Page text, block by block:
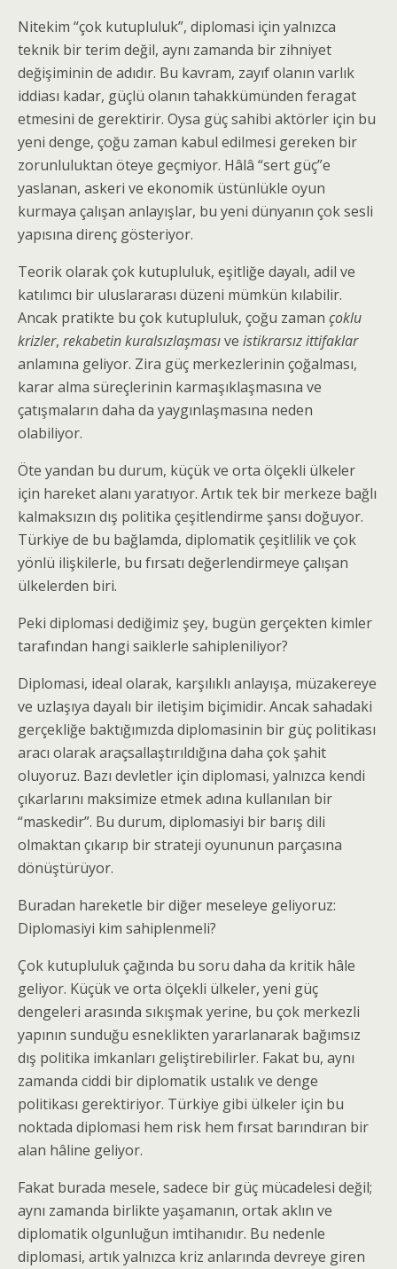
Nitekim “çok kutupluluk”, diplomasi için yalnızca
teknik bir terim değil, aynı zamanda bir zihniyet
değişiminin de adıdır. Bu kavram, zayıf olanın varlık
iddiası kadar, güçlü olanın tahakkümünden feragat
etmesini de gerektirir. Oysa güç sahibi aktörler için bu
yeni denge, çoğu zaman kabul edilmesi gereken bir
zorunluluktan öteye geçmiyor. Hâlâ “sert güç”e
yaslanan, askeri ve ekonomik üstünlükle oyun
kurmaya çalışan anlayışlar, bu yeni dünyanın çok sesli
yapısına direnç gösteriyor.
Teorik olarak çok kutupluluk, eşitliğe dayalı, adil ve
katılımcı bir uluslararası düzeni mümkün kılabilir.
Ancak pratikte bu çok kutupluluk, çoğu zaman çoklu
krizler, rekabetin kuralsızlaşmasıve istikrarsız ittifaklar
anlamına geliyor. Zira güç merkezlerinin çoğalması,
karar alma süreçlerinin karmaşıklaşmasına ve
çatışmaların daha da yaygınlaşmasına neden
olabiliyor.
Öte yandan bu durum, küçük ve orta ölçekli ülkeler
için hareket alanı yaratıyor. Artık tek bir merkeze bağlı
kalmaksızın dış politika çeşitlendirme şansı doğuyor.
Türkiye de bu bağlamda, diplomatik çeşitlilik ve çok
yönlü ilişkilerle, bu fırsatı değerlendirmeye çalışan
ülkelerden biri.
Peki diplomasi dediğimiz şey, bugün gerçekten kimler
tarafından hangi saiklerle sahipleniliyor?
Diplomasi, ideal olarak, karşılıklı anlayışa, müzakereye
ve uzlaşıya dayalı bir iletişim biçimidir. Ancak sahadaki
gerçekliğe baktığımızda diplomasinin bir güç politikası
aracı olarak araçsallaştırıldığına daha çok şahit
oluyoruz. Bazı devletler için diplomasi, yalnızca kendi
çıkarlarını maksimize etmek adına kullanılan bir
“maskedir”. Bu durum, diplomasiyi bir barış dili
olmaktan çıkarıp bir strateji oyununun parçasına
dönüştürüyor.
Buradan hareketle bir diğer meseleye geliyoruz:
Diplomasiyi kim sahiplenmeli?
Çok kutupluluk çağında bu soru daha da kritik hâle
geliyor. Küçük ve orta ölçekli ülkeler, yeni güç
dengeleri arasında sıkışmak yerine, bu çok merkezli
yapının sunduğu esneklikten yararlanarak bağımsız
dış politika imkanları geliştirebilirler. Fakat bu, aynı
zamanda ciddi bir diplomatik ustalık ve denge
politikası gerektiriyor. Türkiye gibi ülkeler için bu
noktada diplomasi hem risk hem fırsat barındıran bir
alan hâline geliyor.
Fakat burada mesele, sadece bir güç mücadelesi değil;
aynı zamanda birlikte yaşamanın, ortak aklın ve
diplomatik olgunluğun imtihanıdır. Bu nedenle
diplomasi, artık yalnızca kriz anlarında devreye giren